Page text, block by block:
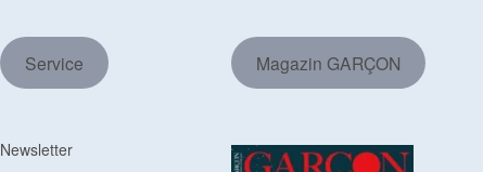
Service
Newsletter
Magazin GARÇON